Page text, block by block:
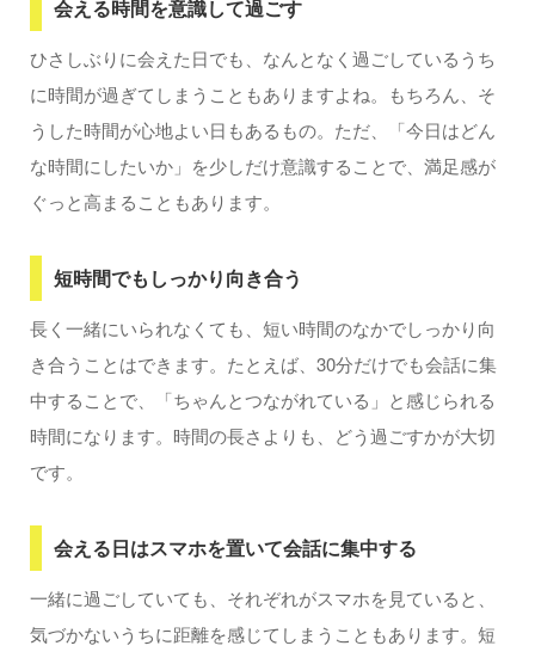
会える時間を意識して過ごす
ひさしぶりに会えた日でも、なんとなく過ごしているうち
に時間が過ぎてしまうこともありますよね。もちろん、そ
うした時間が心地よい日もあるもの。ただ、「今日はどん
な時間にしたいか」を少しだけ意識することで、満足感が
ぐっと高まることもあります。
短時間でもしっかり向き合う
長く一緒にいられなくても、短い時間のなかでしっかり向
き合うことはできます。たとえば、30分だけでも会話に集
中することで、「ちゃんとつながれている」と感じられる
時間になります。時間の長さよりも、どう過ごすかが大切
です。
会える日はスマホを置いて会話に集中する
一緒に過ごしていても、それぞれがスマホを見ていると、
気づかないうちに距離を感じてしまうこともあります。短